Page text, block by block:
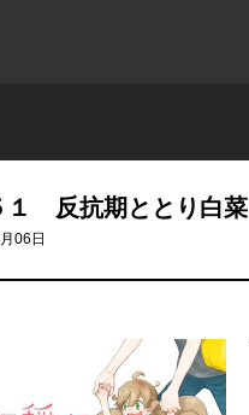
１ 反抗期ととり白菜
06日